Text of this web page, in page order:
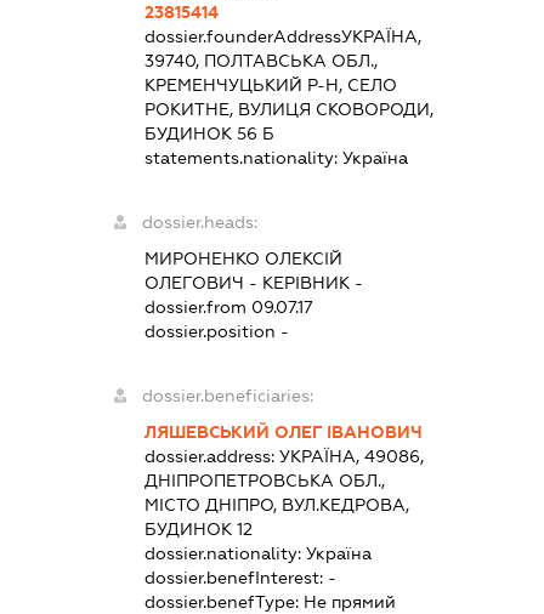
23815414
dossier.founderAddressУКРАЇНА,
39740, ПОЛТАВСЬКА ОБЛ.,
КРЕМЕНЧУЦЬКИЙ Р-Н, СЕЛО
РОКИТНЕ, ВУЛИЦЯ СКОВОРОДИ,
БУДИНОК 56 Б
statements.nationality: Україна
dossier.heads:
МИРОНЕНКО ОЛЕКСІЙ
ОЛЕГОВИЧ - КЕРІВНИК -
dossier.from 09.07.17
dossier.position -
dossier.beneficiaries:
ЛЯШЕВСЬКИЙ ОЛЕГ ІВАНОВИЧ
dossier.address: УКРАЇНА, 49086,
ДНІПРОПЕТРОВСЬКА ОБЛ.,
МІСТО ДНІПРО, ВУЛ.КЕДРОВА,
БУДИНОК 12
dossier.nationality: Україна
dossier.benefInterest: -
dossier.benefType: Не прямий